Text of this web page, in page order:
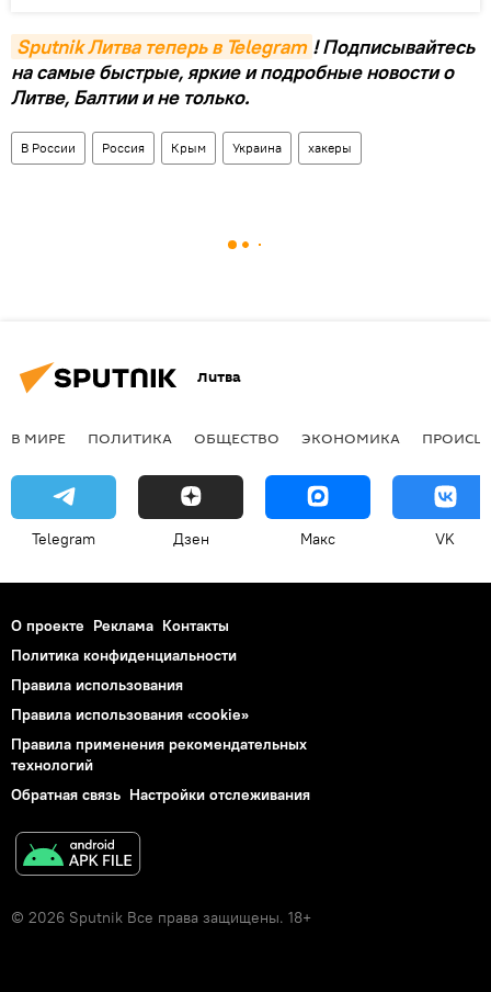
Sputnik Литва теперь в Telegram ! Подписывайтесь
на самые быстрые, яркие и подробные новости о
Литве, Балтии и не только.
В России Россия Крым Украина хакеры
Литва
В МИРЕ ПОЛИТИКА ОБЩЕСТВО ЭКОНОМИКА
Telegram Дзен Макс VK
О проекте Реклама Контакты
Политика конфиденциальности
Правила использования
Правила использования «cookie»
Правила применения рекомендательных
технологий
Обратная связь Настройки отслеживания
© 2026 Sputnik Все права защищены. 18+